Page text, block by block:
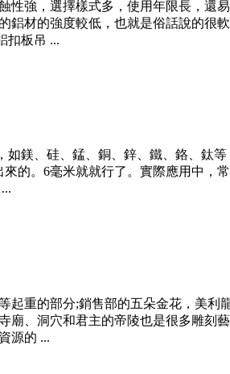
強，選擇樣式多，使用年限長，還
材的強度較低，也就是俗話說的很
扣板吊 ...
鎂、硅、錳、銅、鋅、鐵、鉻、鈦
的。6毫米就就行了。實際應用中
起重的部分;銷售部的五朵金花，
、洞穴和君主的帝陵也是很多雕刻
源的 ...